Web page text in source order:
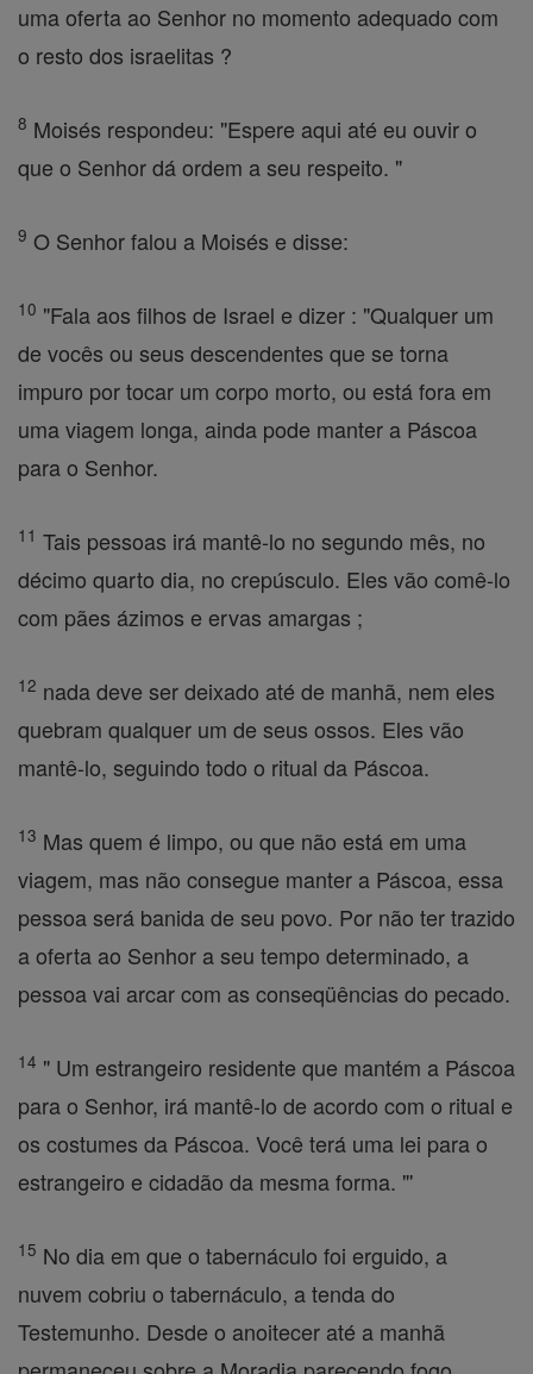
uma oferta ao Senhor no momento adequado com
o resto dos israelitas ?
8 Moisés respondeu: "Espere aqui até eu ouvir o
que o Senhor dá ordem a seu respeito. "
9 O Senhor falou a Moisés e disse:
10 "Fala aos filhos de Israel e dizer : "Qualquer um
de vocês ou seus descendentes que se torna
impuro por tocar um corpo morto, ou está fora em
uma viagem longa, ainda pode manter a Páscoa
para o Senhor.
11 Tais pessoas irá mantê-lo no segundo mês, no
décimo quarto dia, no crepúsculo. Eles vão comê-lo
com pães ázimos e ervas amargas ;
12 nada deve ser deixado até de manhã, nem eles
quebram qualquer um de seus ossos. Eles vão
mantê-lo, seguindo todo o ritual da Páscoa.
13 Mas quem é limpo, ou que não está em uma
viagem, mas não consegue manter a Páscoa, essa
pessoa será banida de seu povo. Por não ter trazido
a oferta ao Senhor a seu tempo determinado, a
pessoa vai arcar com as conseqüências do pecado.
14 " Um estrangeiro residente que mantém a Páscoa
para o Senhor, irá mantê-lo de acordo com o ritual e
os costumes da Páscoa. Você terá uma lei para o
estrangeiro e cidadão da mesma forma. "'
15 No dia em que o tabernáculo foi erguido, a
nuvem cobriu o tabernáculo, a tenda do
Testemunho. Desde o anoitecer até a manhã